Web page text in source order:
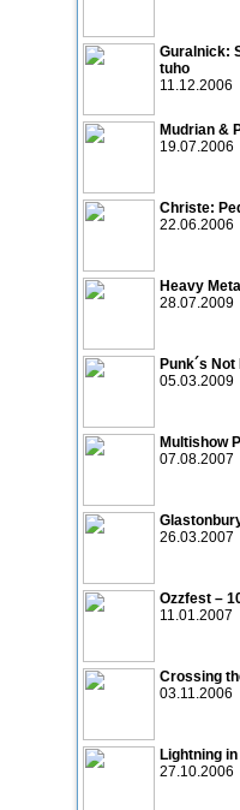
Guralnick:
tuho
11.12.2006
Mudrian &
19.07.2006
Christe:
22.06.2006
Heavy
28.07.2009
Punk´s
05.03.2009
Multishow
07.08.2007
26.03.2007
Ozzfest –
11.01.2007
Crossing
03.11.2006
Lightning
27.10.2006